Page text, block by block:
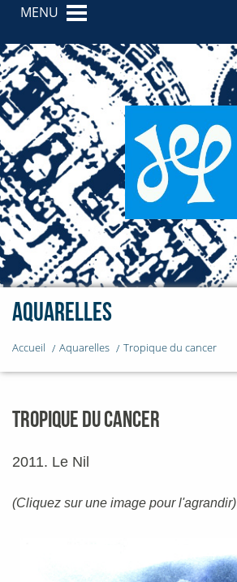
MENU
Aquarelles
Accueil Aquarelles Tropique du cancer
TROPIQUE DU CANCER
2011. Le Nil
(Cliquez sur une image pour l'agrandir)